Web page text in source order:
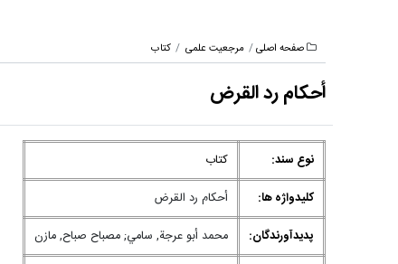
صفحه اصلی مرجعیت علمی کتاب
أحكام رد القرض
نوع سند:
کتاب
کلیدواژه ها:
أحكام رد القرض
پدیدآورندگان:
محمد أبو عرجة, سامي; مصباح صباح, مازن